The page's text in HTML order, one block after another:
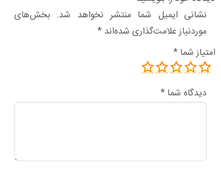
نشانی ایمیل شما منتشر نخواهد شد. بخش‌های
موردنیاز علامت‌گذاری شده‌اند *
امتیاز شما *
دیدگاه شما *